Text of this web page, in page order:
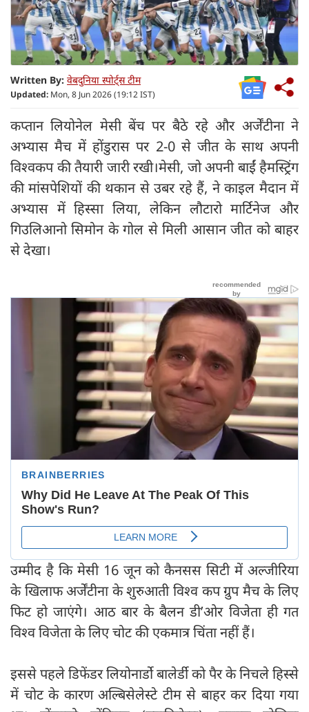
Written By: वेबदुनिया स्पोर्ट्स टीम
Updated: Mon, 8 Jun 2026 (19:12 IST)
कप्तान लियोनेल मेसी बेंच पर बैठे रहे और अर्जेंटीना ने
अभ्यास मैच में होंडुरास पर 2-0 से जीत के साथ अपनी
विश्वकप की तैयारी जारी रखी।मेसी, जो अपनी बाईं हैमस्ट्रिंग
की मांसपेशियों की थकान से उबर रहे हैं, ने काइल मैदान में
अभ्यास में हिस्सा लिया, लेकिन लौटारो मार्टिनेज और
गिउलिआनो सिमोन के गोल से मिली आसान जीत को बाहर
से देखा।
उम्मीद है कि मेसी 16 जून को कैनसस सिटी में अल्जीरिया
के खिलाफ अर्जेंटीना के शुरुआती विश्व कप ग्रुप मैच के लिए
फिट हो जाएंगे। आठ बार के बैलन डी’ओर विजेता ही गत
विश्व विजेता के लिए चोट की एकमात्र चिंता नहीं हैं।
इससे पहले डिफेंडर लियोनार्डो बालेर्डी को पैर के निचले हिस्से
में चोट के कारण अल्बिसेलेस्टे टीम से बाहर कर दिया गया